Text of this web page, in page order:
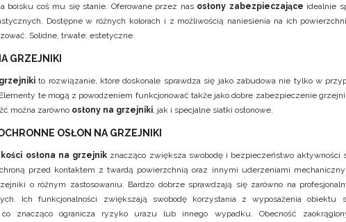
boisku coś mu się stanie. Oferowane przez nas osłony zabezpieczające idealnie
Dostępne w różnych kolorach i z możliwością naniesienia na ich
Solidne, trwałe, estetyczne.
GRZEJNIKI
to rozwiązanie, które doskonale sprawdza się jako zabudowa nie tylko w
te mogą z powodzeniem funkcjonować także jako dobre zabezpieczenie
można zarówno osłony na grzejniki , jak i specjalne siatki osłonowe.
OSŁON NA GRZEJNIKI
osłona na grzejnik znacząco zwiększa swobodę i bezpieczeństwo aktywności
przed kontaktem z twardą powierzchnią oraz innymi uderzeniami
o różnym zastosowaniu. Bardzo dobrze sprawdzają się zarówno na
Ich funkcjonalności zwiększają swobodę korzystania z wyposażenia obiektu
co znacząco ogranicza ryzyko urazu lub innego wypadku. Obecność